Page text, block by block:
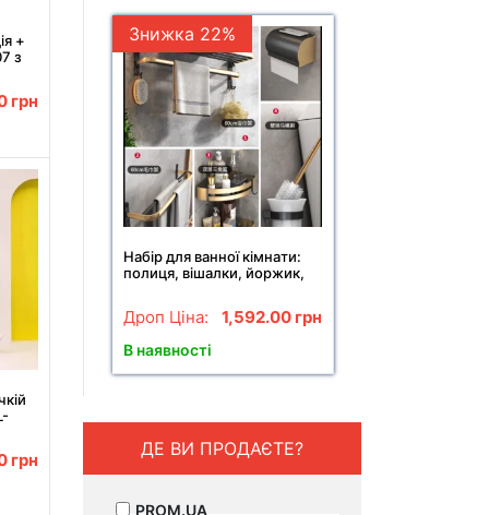
+
з
грн
грн
Знижка 22%
Набір для ванної кімнати:
полиця, вішалки, йоржик,
Дроп Ціна: 1,592.00 грн
В наявності
ДЕ ВИ ПРОДАЄТЕ?
PROM.UA